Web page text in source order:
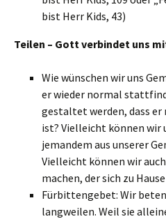
bist Herr Kids, 43)
Teilen – Gott verbindet uns
Wie wünschen wir uns
er wieder normal
gestaltet werden, dass
ist? Vielleicht können wir
jemandem aus unserer
Vielleicht können wir
machen, der sich zu
Fürbittengebet: Wir
langweilen. Weil sie